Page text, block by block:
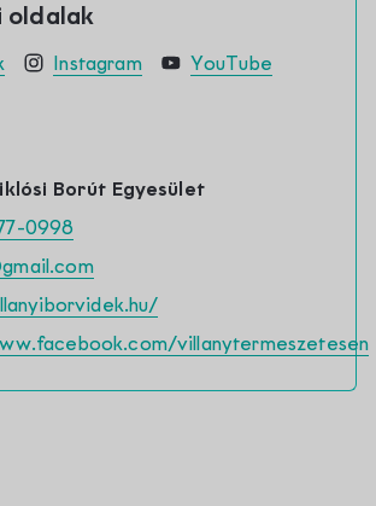
oldalak
Instagram YouTube
Borút Egyesület
0998
villanytermeszetesen